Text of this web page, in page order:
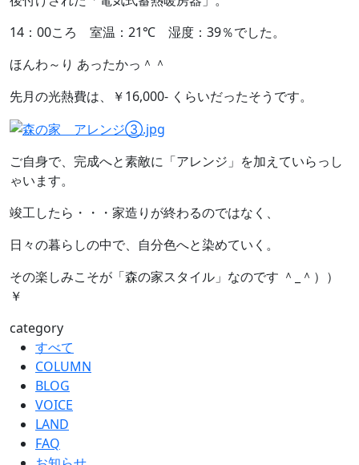
14：00ころ 室温：21℃ 湿度：39％でした。
ほんわ～り あったかっ＾＾
先月の光熱費は、￥16,000- くらいだったそうです。
ご自身で、完成へと素敵に「アレンジ」を加えていらっし
ゃいます。
竣工したら・・・家造りが終わるのではなく、
日々の暮らしの中で、自分色へと染めていく。
その楽しみこそが「森の家スタイル」なのです ＾_＾））
￥
category
すべて
COLUMN
BLOG
VOICE
LAND
FAQ